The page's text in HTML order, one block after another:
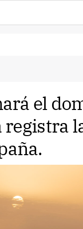
el
registra